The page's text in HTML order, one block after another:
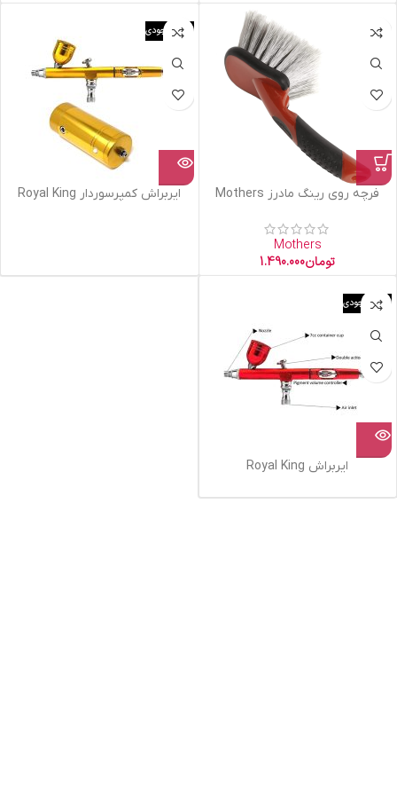
فرچه روی رینگ مادرز Mothers
Mothers
تومان1.490.000
اتمام موجودی
ایربراش کمپرسوردار Royal King
اتمام موجودی
ایربراش Royal King